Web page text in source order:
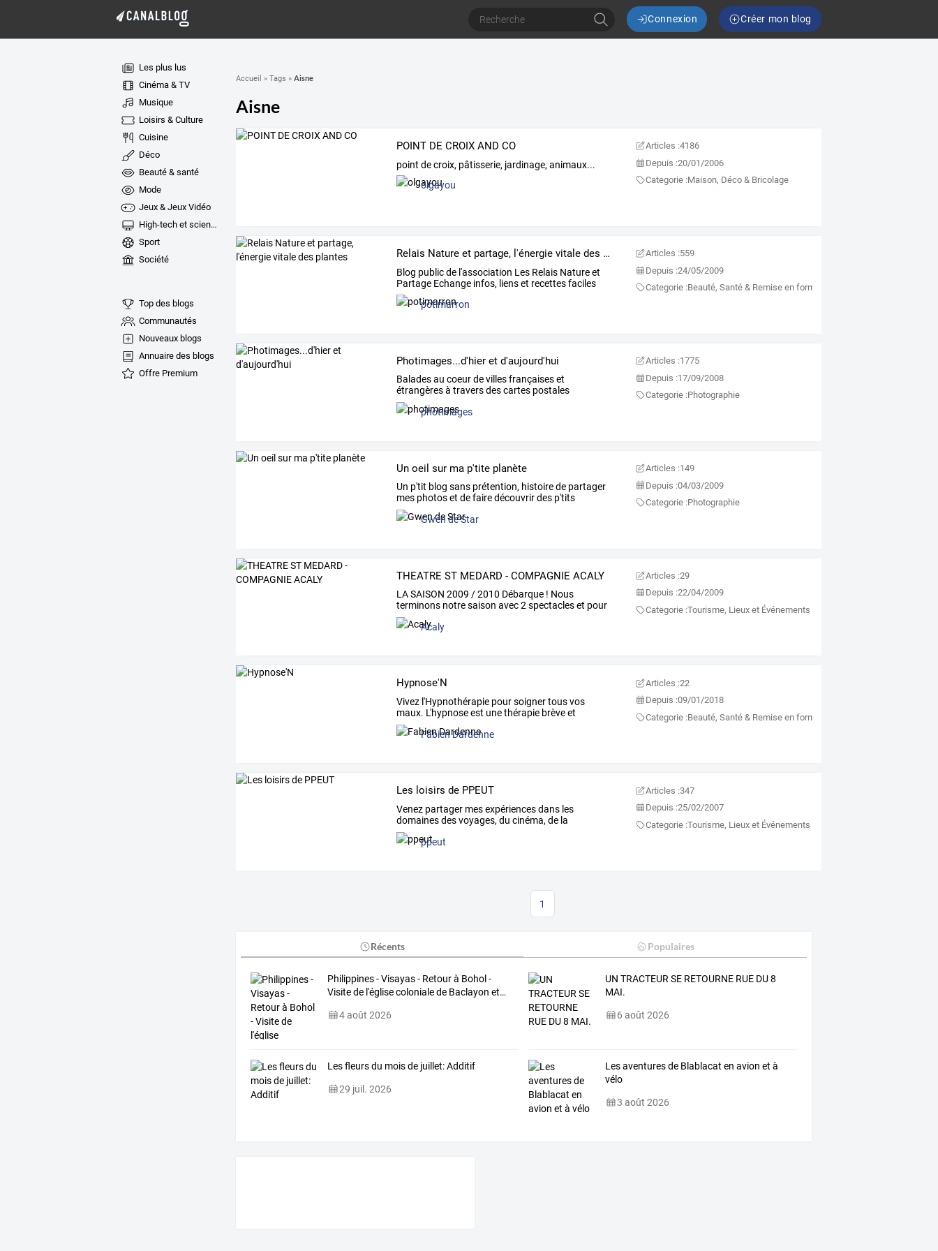
Connexion Créer mon blog
Les plus lus
Cinéma & TV
Musique
Loisirs & Culture
Cuisine
Déco
Beauté & santé
Mode
Jeux & Jeux Vidéo
High-tech et sciences
Sport
Société
Top des blogs
Communautés
Nouveaux blogs
Annuaire des blogs
Offre Premium
Accueil » Tags » Aisne
Aisne
POINT DE CROIX AND CO
point de croix, pâtisserie, jardinage, animaux...
olgayou
Articles :4186
Depuis :20/01/2006
Categorie :Maison, Déco & Bricolage
Relais Nature et partage, l'énergie vitale des plantes
Blog publicde l'association Les Relais Natureet
Partage Echange infos, lienset recettesfaciles
pour
potimarron
Articles :559
Depuis :24/05/2009
Categorie :Beauté, Santé & Remise en forme
Photimages...d'hier et d'aujourd'hui
Baladesau coeurdevillesfrançaiseset
étrangèresà traversdescartes postales
anciennes
photimages
Articles :1775
Depuis :17/09/2008
Categorie :Photographie
Un oeil sur ma p'tite planète
Un p'tit blog sans prétention, histoirede partager
mes photoset defairedécouvrirdes p'tits
endroits
Gwen de Star
Articles :149
Depuis :04/03/2009
Categorie :Photographie
THEATRE ST MEDARD - COMPAGNIE ACALY
LASAISON 2009 /2010 Débarque ! Nous
terminons notresaison avec2 spectacleset pour
lasaison
Acaly
Articles :29
Depuis :22/04/2009
Categorie :Tourisme, Lieux et Événements
Hypnose'N
Vivez l'Hypnothérapie pour soigner tous vos
maux. L'hypnose est une thérapie brève et
efficace.
Fabien Dardenne
Articles :22
Depuis :09/01/2018
Categorie :Beauté, Santé & Remise en forme
Les loisirs de PPEUT
Venez partager mesexpériencesdans les
domainesdesvoyages, du cinéma, de la
photographie,
ppeut
Articles :347
Depuis :25/02/2007
Categorie :Tourisme, Lieux et Événements
1
Récents Populaires
Philippines-Visayas-Retourà Bohol -
Visitedel'églisecolonialedeBaclayon et…
4 août 2026
UN TRACTEUR SE RETOURNE RUE DU 8
MAI.
6 août 2026
Les fleurs du mois de juillet: Additif
29 juil. 2026
Les aventures de Blablacat en avion et à
vélo
3 août 2026